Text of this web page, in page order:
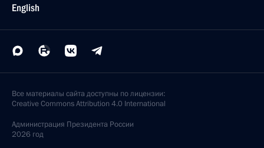
English
Все материалы сайта доступны по лицензии:
Creative Commons Attribution 4.0 International
Администрация Президента России
2026 год